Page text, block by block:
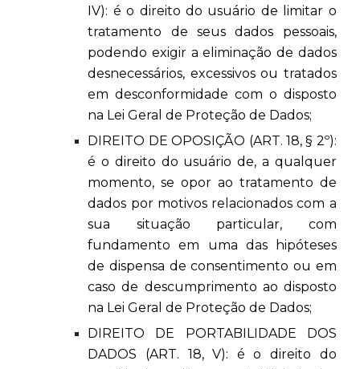
IV): é o direito do usuário de limitar o
tratamento de seus dados pessoais,
podendo exigir a eliminação de dados
desnecessários, excessivos ou tratados
em desconformidade com o disposto
na Lei Geral de Proteção de Dados;
DIREITO DE OPOSIÇÃO (ART. 18, § 2º):
é o direito do usuário de, a qualquer
momento, se opor ao tratamento de
dados por motivos relacionados com a
sua situação particular, com
fundamento em uma das hipóteses
de dispensa de consentimento ou em
caso de descumprimento ao disposto
na Lei Geral de Proteção de Dados;
DIREITO DE PORTABILIDADE DOS
DADOS (ART. 18, V): é o direito do